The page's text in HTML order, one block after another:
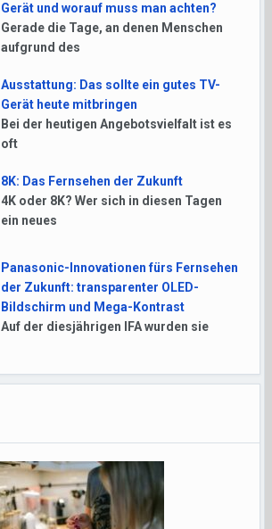
Gerät und worauf muss man achten?
Gerade die Tage, an denen Menschen
aufgrund des
Ausstattung: Das sollte ein gutes TV-
Gerät heute mitbringen
Bei der heutigen Angebotsvielfalt ist es
oft
8K: Das Fernsehen der Zukunft
4K oder 8K? Wer sich in diesen Tagen
ein neues
Panasonic-Innovationen fürs Fernsehen
der Zukunft: transparenter OLED-
Bildschirm und Mega-Kontrast
Auf der diesjährigen IFA wurden sie